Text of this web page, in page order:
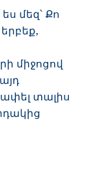
մեզ՝ Քո
միջոցով
տալիս